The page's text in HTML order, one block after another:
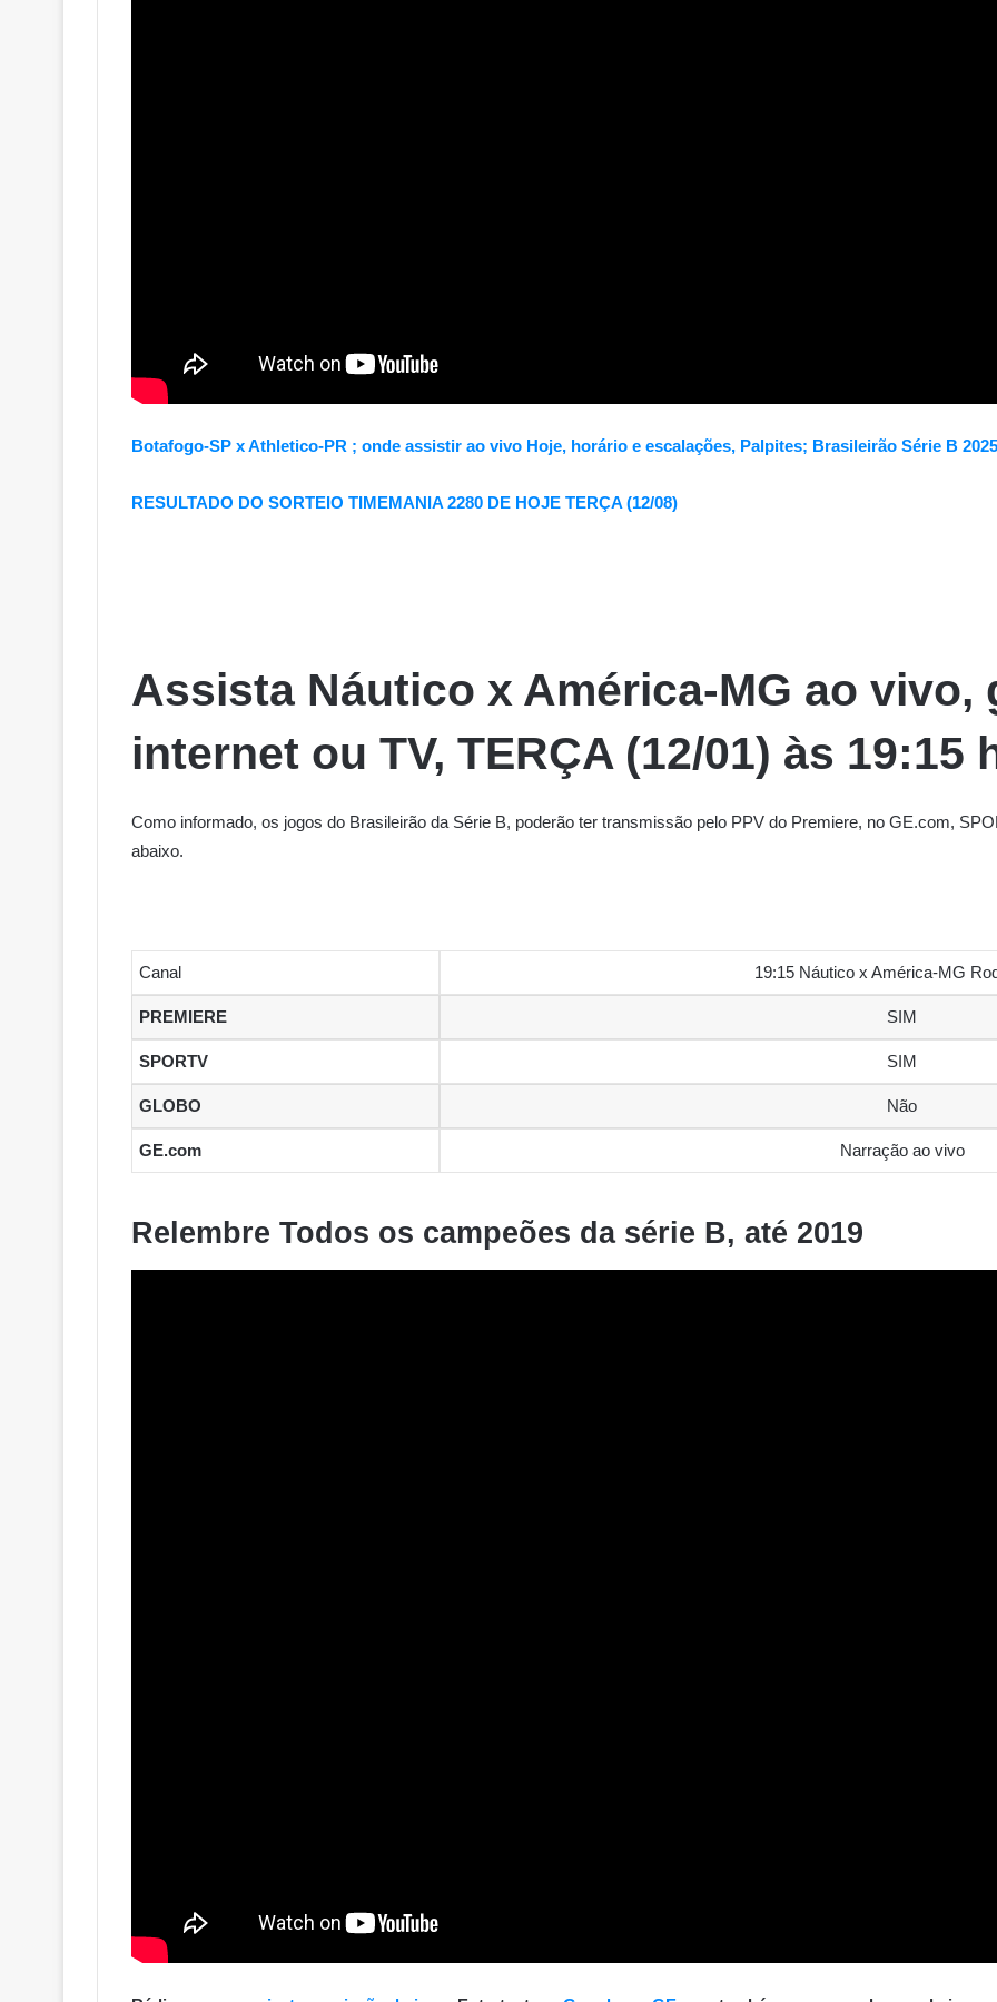
Botafogo-SP x Athletico-PR ; onde assistir ao vivo Hoje, horário e escalações, Palpites; Brasileirão Série B 2025
RESULTADO DO SORTEIO TIMEMANIA 2280 DE HOJE TERÇA (12/08)
Assista Náutico x América-MG ao vivo,
internet ou TV, TERÇA (12/01) às 19:15
Como informado, os jogos do Brasileirão da Série B, poderão ter transmissão pelo PPV do Premiere, no GE.com,
abaixo.
Canal 19:15 Náutico x América-MG
PREMIERE SIM
SPORTV SIM
GLOBO Não
GE.com Narração ao vivo
Relembre Todos os campeões da série B, até 2019